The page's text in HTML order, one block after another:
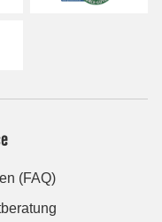
(FAQ)